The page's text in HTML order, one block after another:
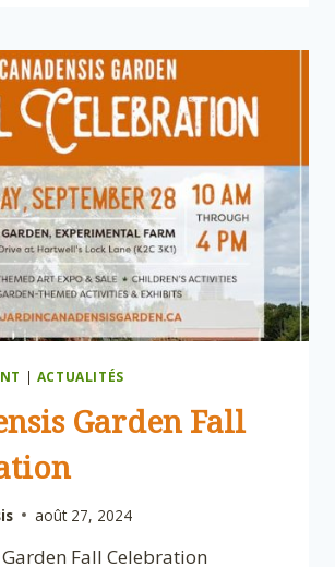
VOEUX
DE
LA
SAISON
| ACTUALITÉS
Garden Fall
août 27, 2024
Fall Celebration